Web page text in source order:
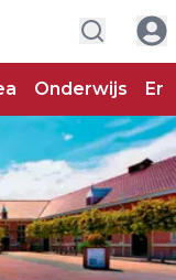
Onderwijs